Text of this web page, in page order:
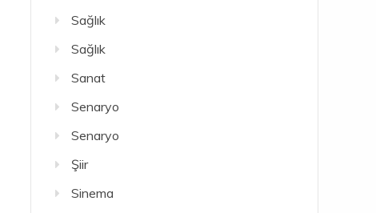
Sağlık
Sağlık
Sanat
Senaryo
Senaryo
Şiir
Sinema